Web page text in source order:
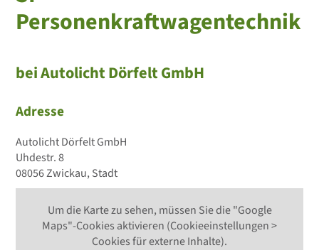
Personenkraftwagentechnik
bei Autolicht Dörfelt GmbH
Adresse
Autolicht Dörfelt GmbH
Uhdestr. 8
08056 Zwickau, Stadt
Um die Karte zu sehen, müssen Sie die "Google
Maps"-Cookies aktivieren (Cookieeinstellungen >
Cookies für externe Inhalte).